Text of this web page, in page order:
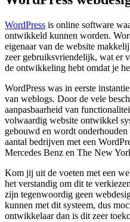
WordPress is online software
ontwikkeld kunnen worden.
eigenaar van de website
zeer gebruiksvriendelijk, wat er
de ontwikkeling hebt omdat je
WordPress was in eerste
van weblogs. Door de vele
aanpasbaarheid van
volwaardig website ontwikkel
gebouwd en wordt
aantal bedrijven met een
Mercedes Benz en The New
Kom jij uit de voeten met een
het verstandig om dit te
zijn tegenwoordig geen
kunnen met dit systeem, dus
ontwikkelaar dan is dit zeer